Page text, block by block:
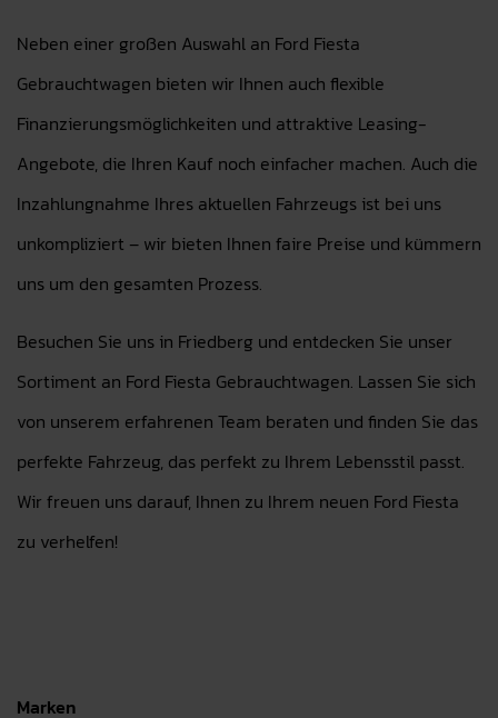
Neben einer großen Auswahl an Ford Fiesta
Gebrauchtwagen bieten wir Ihnen auch flexible
Finanzierungsmöglichkeiten und attraktive Leasing-
Angebote, die Ihren Kauf noch einfacher machen. Auch die
Inzahlungnahme Ihres aktuellen Fahrzeugs ist bei uns
unkompliziert – wir bieten Ihnen faire Preise und kümmern
uns um den gesamten Prozess.
Besuchen Sie uns in Friedberg und entdecken Sie unser
Sortiment an Ford Fiesta Gebrauchtwagen. Lassen Sie sich
von unserem erfahrenen Team beraten und finden Sie das
perfekte Fahrzeug, das perfekt zu Ihrem Lebensstil passt.
Wir freuen uns darauf, Ihnen zu Ihrem neuen Ford Fiesta
zu verhelfen!
Marken